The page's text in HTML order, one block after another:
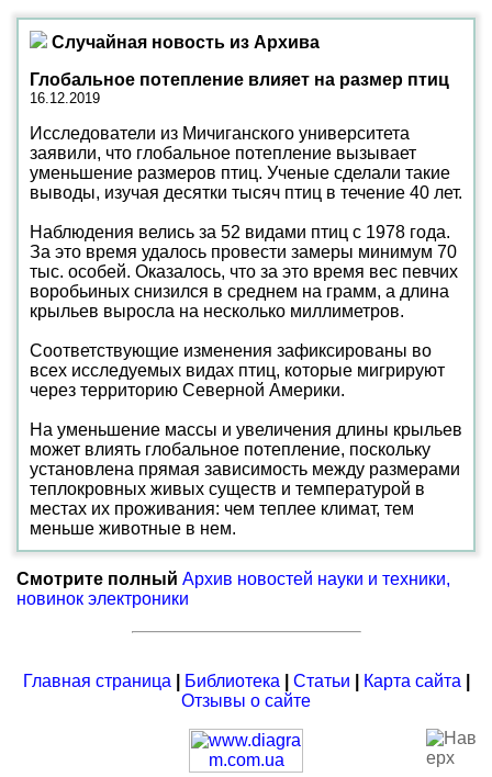
Случайная новость из Архива
Глобальное потепление влияет на размер птиц
16.12.2019
Исследователи из Мичиганского университета
заявили, что глобальное потепление вызывает
уменьшение размеров птиц. Ученые сделали такие
выводы, изучая десятки тысяч птиц в течение 40 лет.
Наблюдения велись за 52 видами птиц с 1978 года.
За это время удалось провести замеры минимум 70
тыс. особей. Оказалось, что за это время вес певчих
воробьиных снизился в среднем на грамм, а длина
крыльев выросла на несколько миллиметров.
Соответствующие изменения зафиксированы во
всех исследуемых видах птиц, которые мигрируют
через территорию Северной Америки.
На уменьшение массы и увеличения длины крыльев
может влиять глобальное потепление, поскольку
установлена прямая зависимость между размерами
теплокровных живых существ и температурой в
местах их проживания: чем теплее климат, тем
меньше животные в нем.
Смотрите полный Архив новостей науки и техники,
новинок электроники
Главная страница Библиотека Статьи Карта сайта
Отзывы о сайте